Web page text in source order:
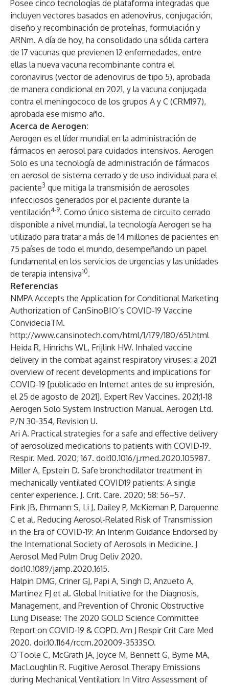
Posee cinco tecnologías de plataforma integradas que
incluyen vectores basados en adenovirus, conjugación,
diseño y recombinación de proteínas, formulación y
ARNm. A día de hoy, ha consolidado una sólida cartera
de 17 vacunas que previenen 12 enfermedades, entre
ellas la nueva vacuna recombinante contra el
coronavirus (vector de adenovirus de tipo 5), aprobada
de manera condicional en 2021, y la vacuna conjugada
contra el meningococo de los grupos A y C (CRM197),
aprobada ese mismo año.
Acerca de Aerogen:
Aerogen es el líder mundial en la administración de
fármacos en aerosol para cuidados intensivos. Aerogen
Solo es una tecnología de administración de fármacos
en aerosol de sistema cerrado y de uso individual para el
paciente3 que mitiga la transmisión de aerosoles
infecciosos generados por el paciente durante la
ventilación4-9. Como único sistema de circuito cerrado
disponible a nivel mundial, la tecnología Aerogen se ha
utilizado para tratar a más de 14 millones de pacientes en
75 países de todo el mundo, desempeñando un papel
fundamental en los servicios de urgencias y las unidades
de terapia intensiva10.
Referencias
NMPA Accepts the Application for Conditional Marketing
Authorization of CanSinoBIO’s COVID-19 Vaccine
ConvideciaTM.
http://www.cansinotech.com/html/1/179/180/651.html
Heida R, Hinrichs WL, Frijlink HW. Inhaled vaccine
delivery in the combat against respiratory viruses: a 2021
overview of recent developments and implications for
COVID-19 [publicado en Internet antes de su impresión,
el 25 de agosto de 2021]. Expert Rev Vaccines. 2021;1-18
Aerogen Solo System Instruction Manual. Aerogen Ltd.
P/N 30-354, Revision U.
Ari A. Practical strategies for a safe and effective delivery
of aerosolized medications to patients with COVID-19.
Respir. Med. 2020; 167. doi:10.1016/j.rmed.2020.105987.
Miller A, Epstein D. Safe bronchodilator treatment in
mechanically ventilated COVID19 patients: A single
center experience. J. Crit. Care. 2020; 58: 56–57.
Fink JB, Ehrmann S, Li J, Dailey P, McKiernan P, Darquenne
C et al. Reducing Aerosol-Related Risk of Transmission
in the Era of COVID-19: An Interim Guidance Endorsed by
the International Society of Aerosols in Medicine. J
Aerosol Med Pulm Drug Deliv 2020.
doi:10.1089/jamp.2020.1615.
Halpin DMG, Criner GJ, Papi A, Singh D, Anzueto A,
Martinez FJ et al. Global Initiative for the Diagnosis,
Management, and Prevention of Chronic Obstructive
Lung Disease: The 2020 GOLD Science Committee
Report on COVID-19 & COPD. Am J Respir Crit Care Med
2020. doi:10.1164/rccm.202009-3533SO.
O’Toole C, McGrath JA, Joyce M, Bennett G, Byrne MA,
MacLoughlin R. Fugitive Aerosol Therapy Emissions
during Mechanical Ventilation: In Vitro Assessment of